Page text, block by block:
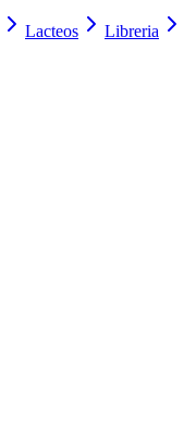
Lacteos
Libreria